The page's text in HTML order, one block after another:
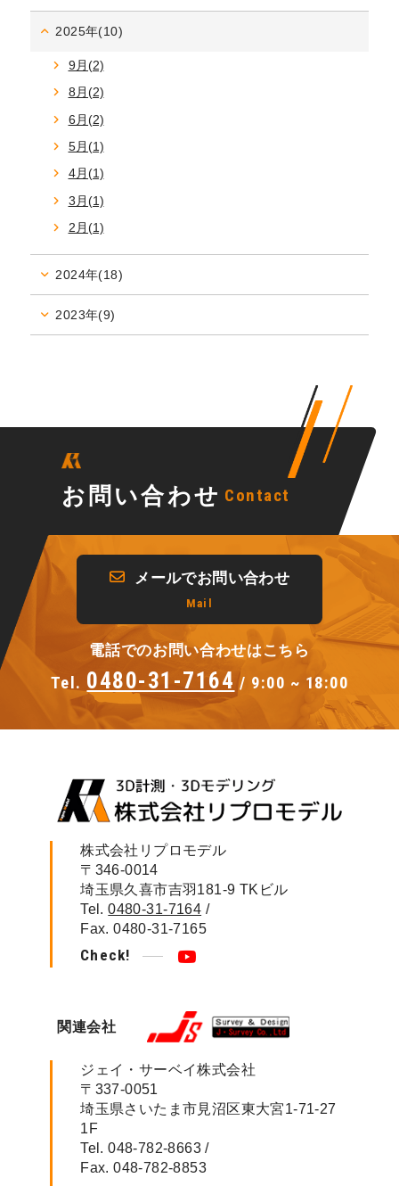
2025年(10)
9月(2)
8月(2)
6月(2)
5月(1)
4月(1)
3月(1)
2月(1)
2024年(18)
2023年(9)
お問い合わせ Contact
メールでお問い合わせ
Mail
電話でのお問い合わせはこちら
Tel. 0480-31-7164 / 9:00 ~ 18:00
株式会社リプロモデル
〒346-0014
埼玉県久喜市吉羽181-9 TKビル
Tel.0480-31-7164 /
Fax. 0480-31-7165
Check!
関連会社
ジェイ・サーベイ株式会社
〒337-0051
埼玉県さいたま市見沼区東大宮1-71-27
1F
Tel. 048-782-8663 /
Fax. 048-782-8853